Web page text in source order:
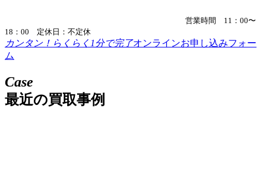
営業時間 11：00〜
18：00 定休日：不定休
カンタン！らくらく1分で完了オンラインお申し込みフォー
ム
Case
最近の買取事例